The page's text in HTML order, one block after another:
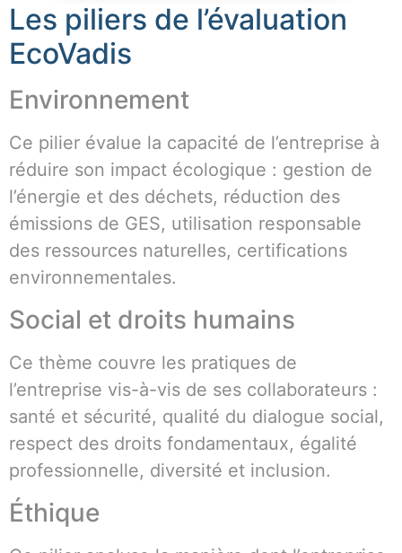
Les piliers de l’évaluation
EcoVadis
Environnement
Ce pilier évalue la capacité de l’entreprise à
réduire son impact écologique : gestion de
l’énergie et des déchets, réduction des
émissions de GES, utilisation responsable
des ressources naturelles, certifications
environnementales.
Social et droits humains
Ce thème couvre les pratiques de
l’entreprise vis-à-vis de ses collaborateurs :
santé et sécurité, qualité du dialogue social,
respect des droits fondamentaux, égalité
professionnelle, diversité et inclusion.
Éthique